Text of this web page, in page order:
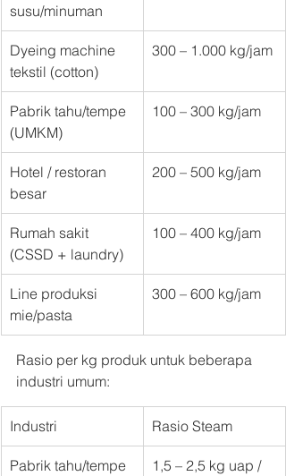
susu/minuman
Dyeing machine
tekstil (cotton)
300 – 1.000 kg/jam
Pabrik tahu/tempe
(UMKM)
100 – 300 kg/jam
Hotel / restoran
besar
200 – 500 kg/jam
Rumah sakit
(CSSD + laundry)
100 – 400 kg/jam
Line produksi
mie/pasta
300 – 600 kg/jam
Rasio per kg produk untuk beberapa
industri umum:
Industri Rasio Steam
Pabrik tahu/tempe
1,5 – 2,5 kg uap /